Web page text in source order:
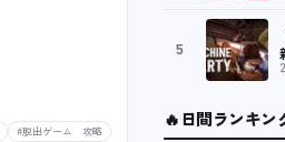
#脱出ゲーム 攻略
5
🔥日間ランキン